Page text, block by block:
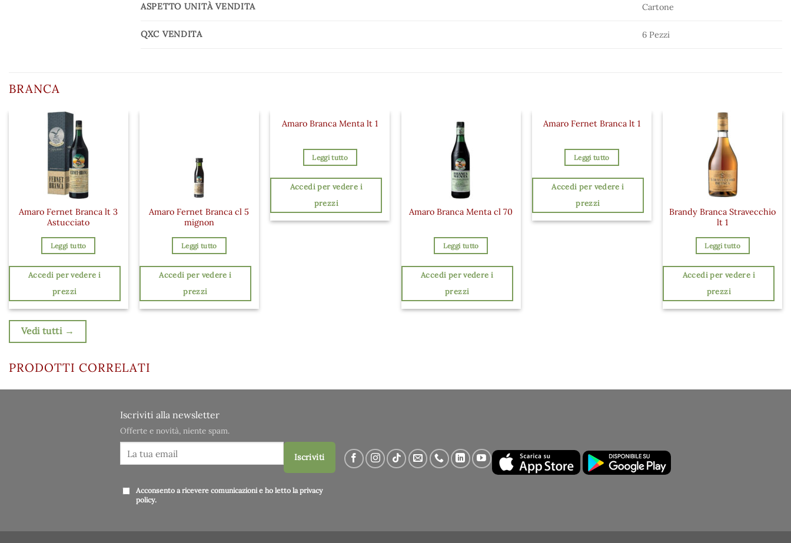
ASPETTO UNITÀ VENDITA Cartone
QXC VENDITA 6 Pezzi
BRANCA
Amaro Fernet Branca lt 3
Astucciato
Leggi tutto
Accedi per vedere i
prezzi
Amaro Fernet Branca cl 5
mignon
Leggi tutto
Accedi per vedere i
prezzi
Amaro Branca Menta lt 1
Leggi tutto
Accedi per vedere i
prezzi
Amaro Branca Menta cl 70
Leggi tutto
Accedi per vedere i
prezzi
Amaro Fernet Branca lt 1
Leggi tutto
Accedi per vedere i
prezzi
Brandy Branca Stravecchio
lt 1
Leggi tutto
Accedi per vedere i
prezzi
Vedi tutti →
PRODOTTI CORRELATI
Iscriviti alla newsletter
Offerte e novità, niente spam.
Iscriviti
Acconsento a ricevere comunicazioni e ho letto laprivacy
policy.